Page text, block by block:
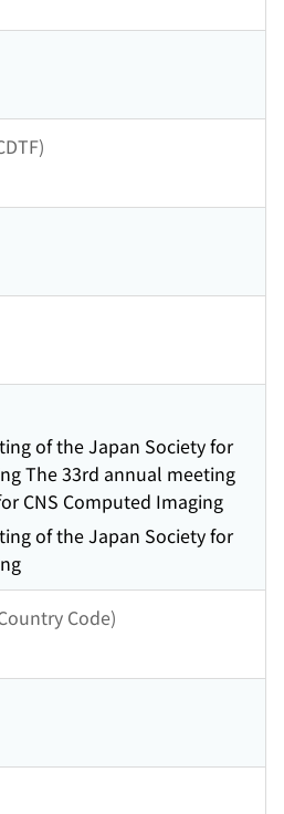
of the Japan Society for
The 33rd annual meeting
CNS Computed Imaging
of the Japan Society for
Code)